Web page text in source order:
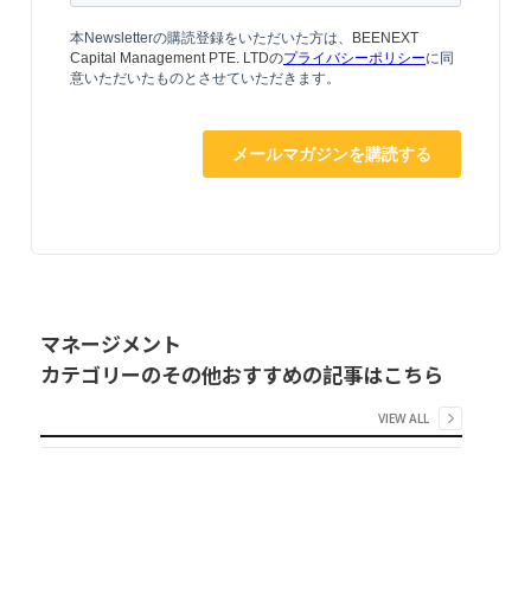
マネージメント
カテゴリーのその他おすすめの記事はこちら
VIEW ALL